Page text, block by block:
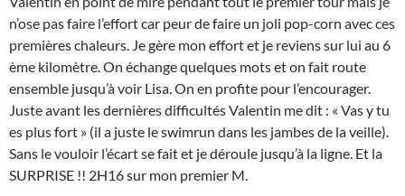
n’ose pas faire l’effort car peur de faire un joli pop-corn avec ces
premières chaleurs. Je gère mon effort et je reviens sur lui au 6
ème kilomètre. On échange quelques mots et on fait route
ensemble jusqu’à voir Lisa. On en profite pour l’encourager.
Juste avant les dernières difficultés Valentin me dit : « Vas y tu
es plus fort » (il a juste le swimrun dans les jambes de la veille).
Sans le vouloir l’écart se fait et je déroule jusqu’à la ligne. Et la
SURPRISE !! 2H16 sur mon premier M.